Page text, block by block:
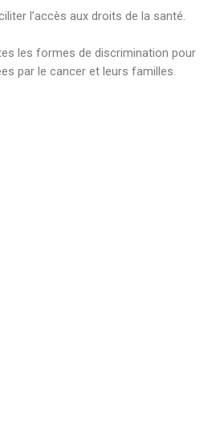
l’accès aux droits de la santé.
les formes de discrimination pour
par le cancer et leurs familles.